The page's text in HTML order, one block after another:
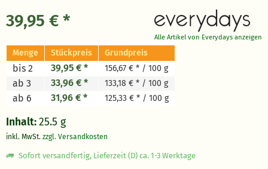
Alle Artikel von Everydays anzeigen
39,95 € *
Menge Stückpreis Grundpreis
bis 2 39,95 € * 156,67 € * / 100 g
ab 3 33,96 € * 133,18 € * / 100 g
ab 6 31,96 € * 125,33 € * / 100 g
Inhalt:25.5 g
inkl. MwSt. zzgl. Versandkosten
Sofort versandfertig, Lieferzeit (D) ca. 1-3 Werktage